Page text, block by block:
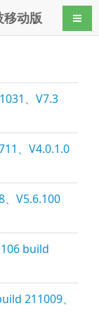
动版 导航
、V7.3
、V4.0.1.0
、V5.6.100
build
211009、